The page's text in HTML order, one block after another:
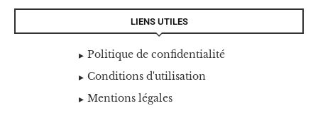
LIENS UTILES
Politique de confidentialité
Conditions d'utilisation
Mentions légales